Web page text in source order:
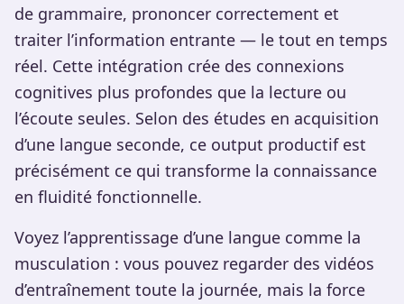
de grammaire, prononcer correctement et
traiter l’information entrante — le tout en temps
réel. Cette intégration crée des connexions
cognitives plus profondes que la lecture ou
l’écoute seules. Selon des études en acquisition
d’une langue seconde, ce output productif est
précisément ce qui transforme la connaissance
en fluidité fonctionnelle.
Voyez l’apprentissage d’une langue comme la
musculation : vous pouvez regarder des vidéos
d’entraînement toute la journée, mais la force